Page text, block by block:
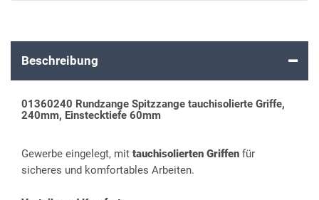
Beschreibung
01360240 Rundzange Spitzzange tauchisolierte Griffe,
240mm, Einstecktiefe 60mm
Gewerbe eingelegt, mit tauchisolierten Griffen für
sicheres und komfortables Arbeiten.